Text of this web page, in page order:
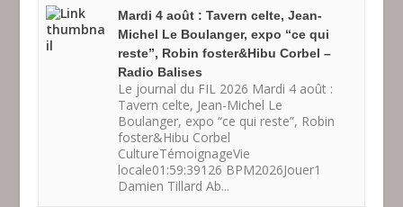
Mardi 4 août : Tavern celte, Jean-
Michel Le Boulanger, expo “ce qui
reste”, Robin foster&Hibu Corbel –
Radio Balises
Le journal du FIL 2026 Mardi 4 août :
Tavern celte, Jean-Michel Le
Boulanger, expo “ce qui reste”, Robin
foster&Hibu Corbel
CultureTémoignageVie
locale01:59:39126 BPM2026Jouer1
Damien Tillard Ab...